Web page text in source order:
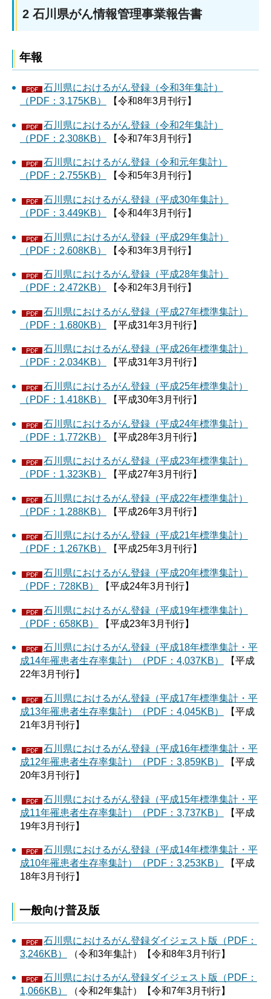
2 石川県がん情報管理事業報告書
年報
石川県におけるがん登録（令和3年集計）
（PDF：3,175KB）
【令和8年3月刊行】
石川県におけるがん登録（令和2年集計）
（PDF：2,308KB）
【令和7年3月刊行】
石川県におけるがん登録（令和元年集計）
（PDF：2,755KB）
【令和5年3月刊行】
石川県におけるがん登録（平成30年集計）
（PDF：3,449KB）
【令和4年3月刊行】
石川県におけるがん登録（平成29年集計）
（PDF：2,608KB）
【令和3年3月刊行】
石川県におけるがん登録（平成28年集計）
（PDF：2,472KB）
【令和2年3月刊行】
石川県におけるがん登録（平成27年標準集計）
（PDF：1,680KB）
【平成31年3月刊行】
石川県におけるがん登録（平成26年標準集計）
（PDF：2,034KB）
【平成31年3月刊行】
石川県におけるがん登録（平成25年標準集計）
（PDF：1,418KB）
【平成30年3月刊行】
石川県におけるがん登録（平成24年標準集計）
（PDF：1,772KB）
【平成28年3月刊行】
石川県におけるがん登録（平成23年標準集計）
（PDF：1,323KB）
【平成27年3月刊行】
石川県におけるがん登録（平成22年標準集計）
（PDF：1,288KB）
【平成26年3月刊行】
石川県におけるがん登録（平成21年標準集計）
（PDF：1,267KB）
【平成25年3月刊行】
石川県におけるがん登録（平成20年標準集計）
（PDF：728KB）
【平成24年3月刊行】
石川県におけるがん登録（平成19年標準集計）
（PDF：658KB）
【平成23年3月刊行】
石川県におけるがん登録（平成18年標準集計・平
成14年罹患者生存率集計）（PDF：4,037KB）
【平成
22年3月刊行】
石川県におけるがん登録（平成17年標準集計・平
成13年罹患者生存率集計）（PDF：4,045KB）
【平成
21年3月刊行】
石川県におけるがん登録（平成16年標準集計・平
成12年罹患者生存率集計）（PDF：3,859KB）
【平成
20年3月刊行】
石川県におけるがん登録（平成15年標準集計・平
成11年罹患者生存率集計）（PDF：3,737KB）
【平成
19年3月刊行】
石川県におけるがん登録（平成14年標準集計・平
成10年罹患者生存率集計）（PDF：3,253KB）
【平成
18年3月刊行】
一般向け普及版
石川県におけるがん登録ダイジェスト版（PDF：
3,246KB）
（令和3年集計）【令和8年3月刊行】
石川県におけるがん登録ダイジェスト版（PDF：
1,066KB）
（令和2年集計）【令和7年3月刊行】